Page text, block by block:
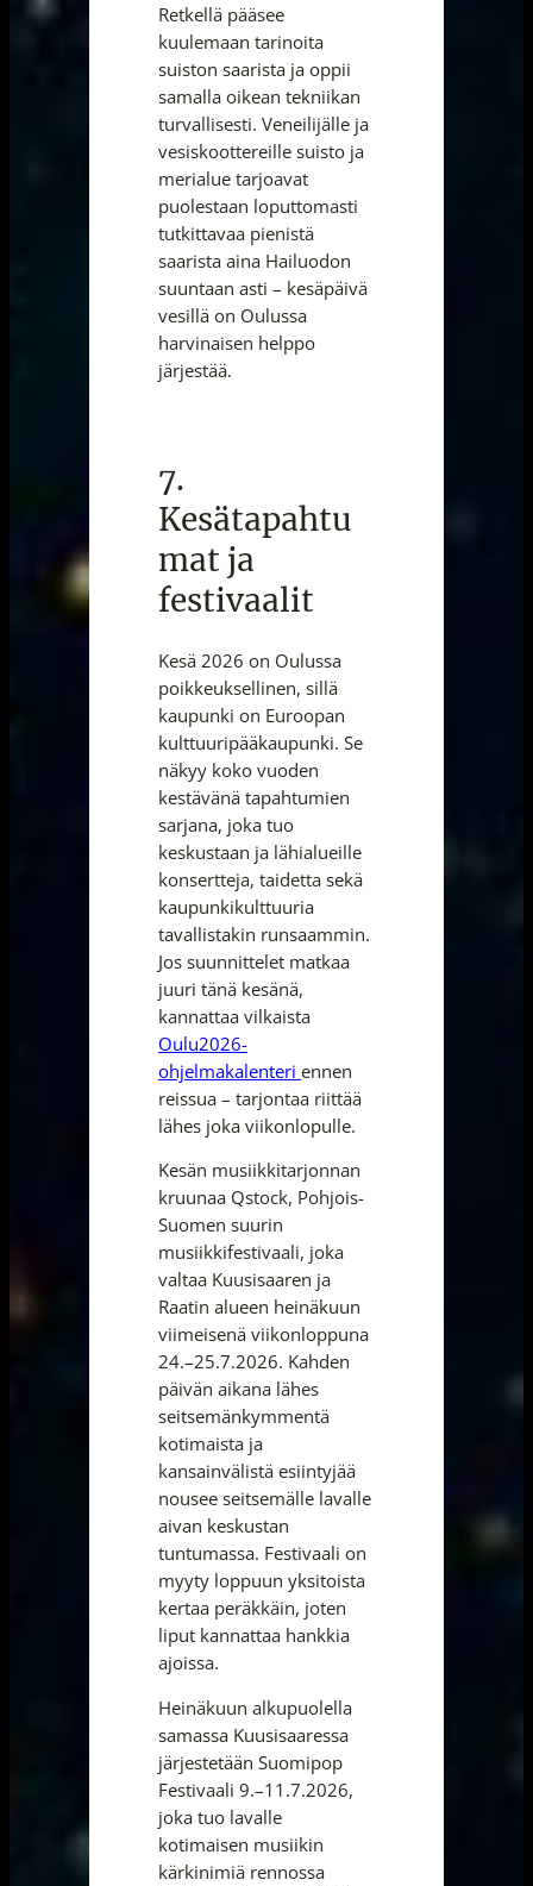
Retkellä pääsee
kuulemaan tarinoita
suiston saarista ja oppii
samalla oikean tekniikan
turvallisesti. Veneilijälle ja
vesiskoottereille suisto ja
merialue tarjoavat
puolestaan loputtomasti
tutkittavaa pienistä
saarista aina Hailuodon
suuntaan asti – kesäpäivä
vesillä on Oulussa
harvinaisen helppo
järjestää.
7.
Kesätapahtu
mat ja
festivaalit
Kesä 2026 on Oulussa
poikkeuksellinen, sillä
kaupunki on Euroopan
kulttuuripääkaupunki. Se
näkyy koko vuoden
kestävänä tapahtumien
sarjana, joka tuo
keskustaan ja lähialueille
konsertteja, taidetta sekä
kaupunkikulttuuria
tavallistakin runsaammin.
Jos suunnittelet matkaa
juuri tänä kesänä,
kannattaa vilkaista
Oulu2026-
ohjelmakalenteri ennen
reissua – tarjontaa riittää
lähes joka viikonlopulle.
Kesän musiikkitarjonnan
kruunaa Qstock, Pohjois-
Suomen suurin
musiikkifestivaali, joka
valtaa Kuusisaaren ja
Raatin alueen heinäkuun
viimeisenä viikonloppuna
24.–25.7.2026. Kahden
päivän aikana lähes
seitsemänkymmentä
kotimaista ja
kansainvälistä esiintyjää
nousee seitsemälle lavalle
aivan keskustan
tuntumassa. Festivaali on
myyty loppuun yksitoista
kertaa peräkkäin, joten
liput kannattaa hankkia
ajoissa.
Heinäkuun alkupuolella
samassa Kuusisaaressa
järjestetään Suomipop
Festivaali 9.–11.7.2026,
joka tuo lavalle
kotimaisen musiikin
kärkinimiä rennossa